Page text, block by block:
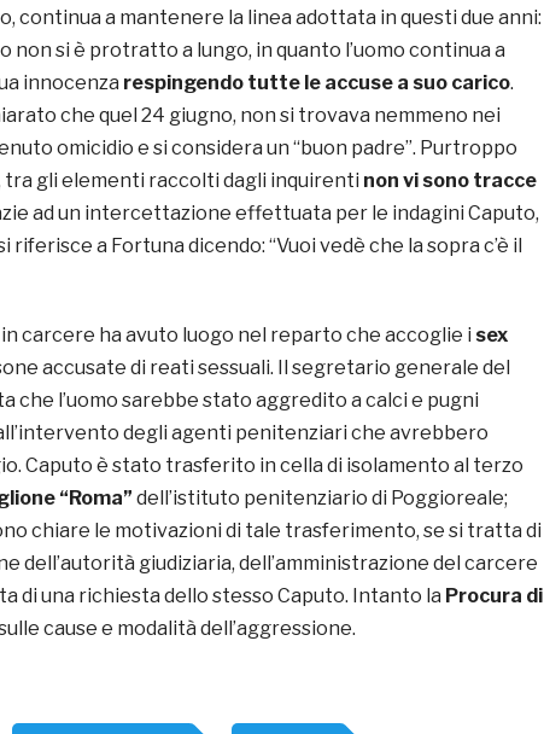
continua a mantenere la linea adottata in questi due anni:
non si è protratto a lungo, in quanto l’uomo continua a
innocenza respingendo tutte le accuse a suo carico.
che quel 24 giugno, non si trovava nemmeno nei
omicidio e si considera un “buon padre”. Purtroppo
tra gli elementi raccolti dagli inquirenti non vi sono tracce
ad un intercettazione effettuata per le indagini Caputo,
riferisce a Fortuna dicendo: “Vuoi vedè che la sopra c’è il
in carcere ha avuto luogo nel reparto che accoglie i sex
accusate di reati sessuali. Il segretario generale del
che l’uomo sarebbe stato aggredito a calci e pugni
degli agenti penitenziari che avrebbero
Caputo è stato trasferito in cella di isolamento al terzo
“Roma” dell’istituto penitenziario di Poggioreale;
chiare le motivazioni di tale trasferimento, se si tratta di
dell’autorità giudiziaria, dell’amministrazione del carcere
di una richiesta dello stesso Caputo. Intanto la Procura di
cause e modalità dell’aggressione.